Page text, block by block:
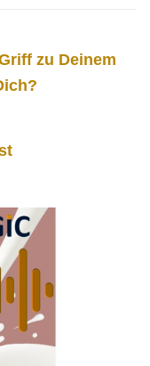
zu Deinem